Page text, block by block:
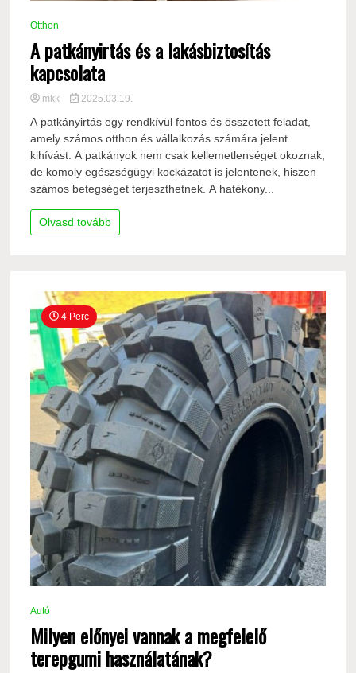
Otthon
A patkányirtás és a lakásbiztosítás
kapcsolata
mkk 2025.03.19.
A patkányirtás egy rendkívül fontos és összetett feladat,
amely számos otthon és vállalkozás számára jelent
kihívást. A patkányok nem csak kellemetlenséget okoznak,
de komoly egészségügyi kockázatot is jelentenek, hiszen
számos betegséget terjeszthetnek. A hatékony...
Olvasd tovább
4 Perc
Autó
Milyen előnyei vannak a megfelelő
terepgumi használatának?